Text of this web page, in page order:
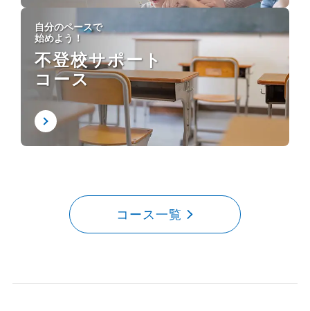
自分のペースで
始めよう！
不登校サポート
コース
コース一覧